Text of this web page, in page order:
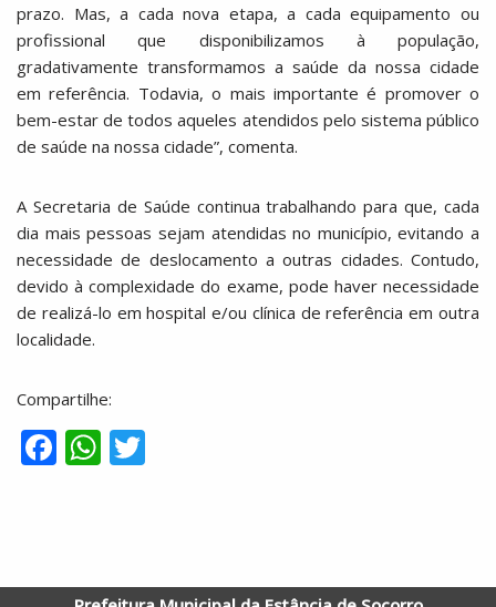
prazo. Mas, a cada nova etapa, a cada equipamento ou
profissional que disponibilizamos à população,
gradativamente transformamos a saúde da nossa cidade
em referência. Todavia, o mais importante é promover o
bem-estar de todos aqueles atendidos pelo sistema público
de saúde na nossa cidade”, comenta.
A Secretaria de Saúde continua trabalhando para que, cada
dia mais pessoas sejam atendidas no município, evitando a
necessidade de deslocamento a outras cidades. Contudo,
devido à complexidade do exame, pode haver necessidade
de realizá-lo em hospital e/ou clínica de referência em outra
localidade.
Compartilhe:
F
o
W
A